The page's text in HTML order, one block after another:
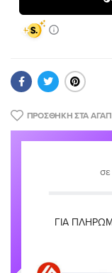
ΠΡΟΣΘΉΚΗ ΣΤΑ
σε
ΓΙΑ